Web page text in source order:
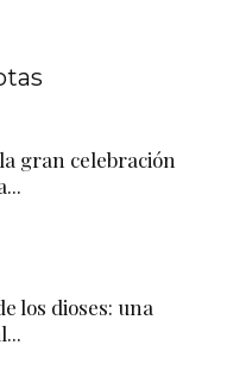
gran celebración
los dioses: una